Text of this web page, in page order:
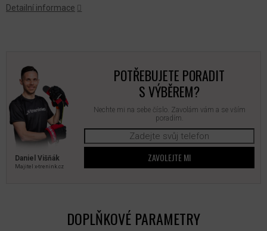
Detailní informace
Daniel Višňák
Majitel x‑trenink.cz
POTŘEBUJETE PORADIT
S VÝBĚREM?
Nechte mi na sebe číslo. Zavolám vám a se vším
poradím.
ZAVOLEJTE MI
DOPLŇKOVÉ PARAMETRY